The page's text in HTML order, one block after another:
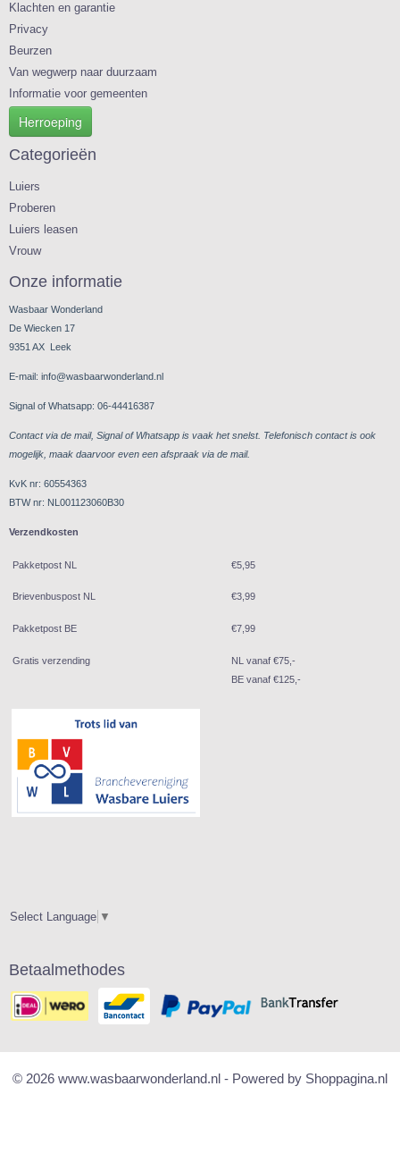
Klachten en garantie
Privacy
Beurzen
Van wegwerp naar duurzaam
Informatie voor gemeenten
Herroeping
Categorieën
Luiers
Proberen
Luiers leasen
Vrouw
Onze informatie
Wasbaar Wonderland
De Wiecken 17
9351 AX Leek
E-mail: info@wasbaarwonderland.nl
Signal of Whatsapp: 06-44416387
Contact via de mail, Signal of Whatsapp is vaak het snelst. Telefonisch contact is ook
mogelijk, maak daarvoor even een afspraak via de mail.
KvK nr: 60554363
BTW nr: NL001123060B30
Verzendkosten
Pakketpost NL €5,95
Brievenbuspost NL €3,99
Pakketpost BE €7,99
Gratis verzending
NL vanaf €75,-
BE vanaf €125,-
Select Language ▼
Betaalmethodes
© 2026 www.wasbaarwonderland.nl - Powered by Shoppagina.nl